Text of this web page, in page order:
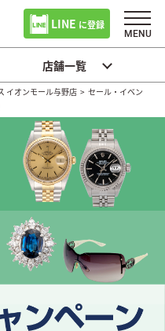
LINE に登録
店舗一覧
イオンモール与野店 >セール・イベン